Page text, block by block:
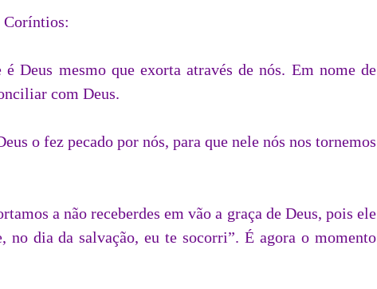
Coríntios:
Deus mesmo que exorta através de nós. Em nome de
com Deus.
o fez pecado por nós, para que nele nós nos tornemos
a não receberdes em vão a graça de Deus, pois ele
dia da salvação, eu te socorri”. É agora o momento